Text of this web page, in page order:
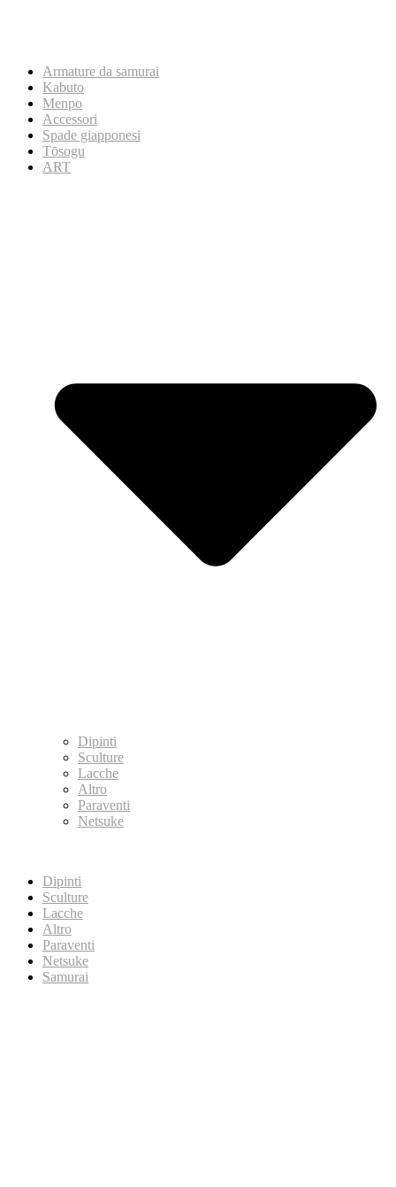
Armature da samurai
Kabuto
Menpo
Accessori
Spade giapponesi
Tōsogu
ART
Dipinti
Sculture
Lacche
Altro
Paraventi
Netsuke
Dipinti
Sculture
Lacche
Altro
Paraventi
Netsuke
Samurai